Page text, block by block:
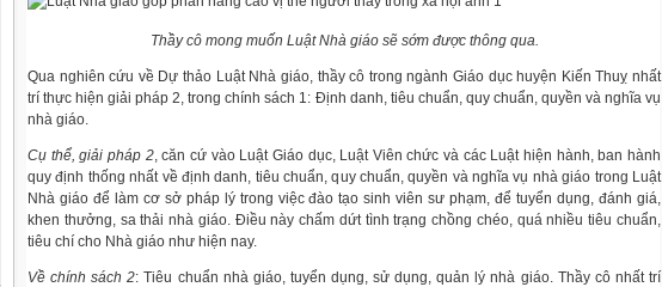
Thầy cô mong muốn Luật Nhà giáo sẽ sớm được thông qua.
Qua nghiên cứu về Dự thảo Luật Nhà giáo, thầy cô trong ngành Giáo dục huyện Kiến Thuỵ nhất
trí thực hiện giải pháp 2, trong chính sách 1: Định danh, tiêu chuẩn, quy chuẩn, quyền và nghĩa vụ
nhà giáo.
Cụ thể, giải pháp 2, căn cứ vào Luật Giáo dục, Luật Viên chức và các Luật hiện hành, ban hành
quy định thống nhất về định danh, tiêu chuẩn, quy chuẩn, quyền và nghĩa vụ nhà giáo trong Luật
Nhà giáo để làm cơ sở pháp lý trong việc đào tạo sinh viên sư phạm, để tuyển dụng, đánh giá,
khen thưởng, sa thải nhà giáo. Điều này chấm dứt tình trạng chồng chéo, quá nhiều tiêu chuẩn,
tiêu chí cho Nhà giáo như hiện nay.
Về chính sách 2: Tiêu chuẩn nhà giáo, tuyển dụng, sử dụng, quản lý nhà giáo. Thầy cô nhất trí